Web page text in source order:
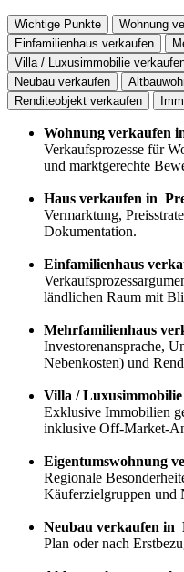
Wichtige Punkte Wohnung
Einfamilienhaus verkaufen
Villa / Luxusimmobilie
Neubau verkaufen
Renditeobjekt verkaufen
Wohnung verkaufen
Verkaufsprozesse für
und marktgerechte
Haus verkaufen in
Vermarktung,
Dokumentation.
Einfamilienhaus
Verkaufsprozess
ländlichen Raum mit
Mehrfamilienhaus
Investorenansprache,
Nebenkosten) und
Villa /
Exklusive Immobilien
inklusive Off-Market-
Eigentumswohnung
Regionale
Käuferzielgruppen und
Neubau verkaufen in
Plan oder nach